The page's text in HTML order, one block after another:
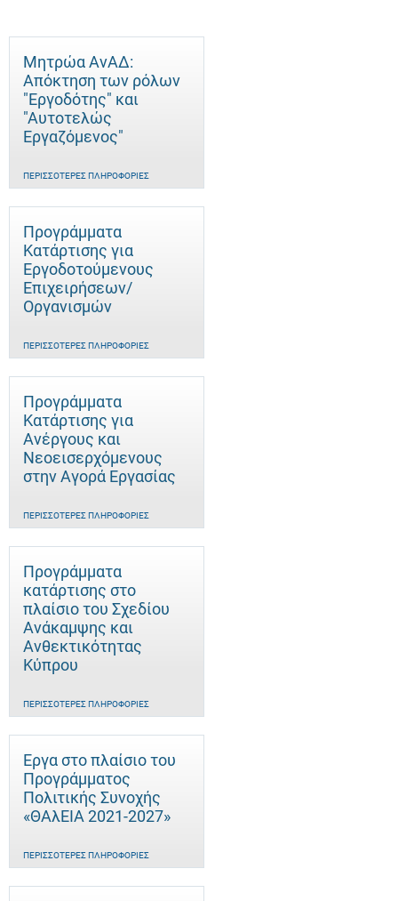
Μητρώα ΑνΑΔ:
Απόκτηση των ρόλων
"Εργοδότης" και
"Αυτοτελώς
Eργαζόμενος"
ΠΕΡΙΣΣΌΤΕΡΕΣ ΠΛΗΡΟΦΟΡΊΕΣ
Προγράμματα
Κατάρτισης για
Εργοδοτούμενους
Επιχειρήσεων/
Οργανισμών
ΠΕΡΙΣΣΌΤΕΡΕΣ ΠΛΗΡΟΦΟΡΊΕΣ
Προγράμματα
Κατάρτισης για
Ανέργους και
Νεοεισερχόμενους
στην Αγορά Εργασίας
ΠΕΡΙΣΣΌΤΕΡΕΣ ΠΛΗΡΟΦΟΡΊΕΣ
Προγράμματα
κατάρτισης στο
πλαίσιο του Σχεδίου
Ανάκαμψης και
Ανθεκτικότητας
Κύπρου
ΠΕΡΙΣΣΌΤΕΡΕΣ ΠΛΗΡΟΦΟΡΊΕΣ
Έργα στο πλαίσιο του
Προγράμματος
Πολιτικής Συνοχής
«ΘΑλΕΙΑ 2021-2027»
ΠΕΡΙΣΣΌΤΕΡΕΣ ΠΛΗΡΟΦΟΡΊΕΣ